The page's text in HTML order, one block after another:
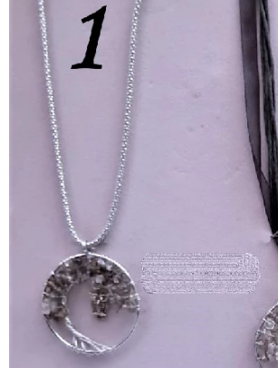
Collier Pendentif Quartz Fumé et